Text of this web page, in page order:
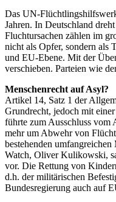
Das UN-
Jahren. In Deutschland
Fluchtursachen zählen im
nicht als Opfer, sondern als
und EU-Ebene. Mit der
verschieben. Parteien wie
Menschenrecht auf Asyl?
Artikel 14, Satz 1 der
Grundrecht, jedoch mit
führte zum Ausschluss vom
mehr um Abwehr von
bestehenden
Watch, Oliver Kulikowski,
vor. Die Rettung von
d.h. der militärischen
Bundesregierung auch auf